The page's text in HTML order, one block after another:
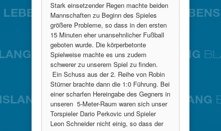
Stark einsetzender Regen machte beiden
Mannschaften zu Beginn des Spieles
größere Probleme, so dass in den ersten
15 Minuten eher unansehnlicher Fußball
geboten wurde. Die körperbetonte
Spielweise machte es uns zudem
schwerer zu unserem Spiel zu finden.
Ein Schuss aus der 2. Reihe von Robin
Stürner brachte dann die 1:0 Führung. Bei
einer scharfen Hereingabe des Gegners in
unseren 5-Meter-Raum waren sich unser
Torspieler Dario Perkovic und Spieler
Leon Schneider nicht einig, so dass der